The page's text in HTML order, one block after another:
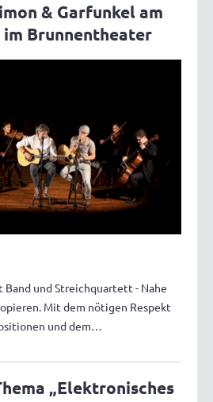
& Garfunkel am
im Brunnentheater
Band und Streichquartett - Nahe
Mit dem nötigen Respekt
und dem…
„Elektronisches